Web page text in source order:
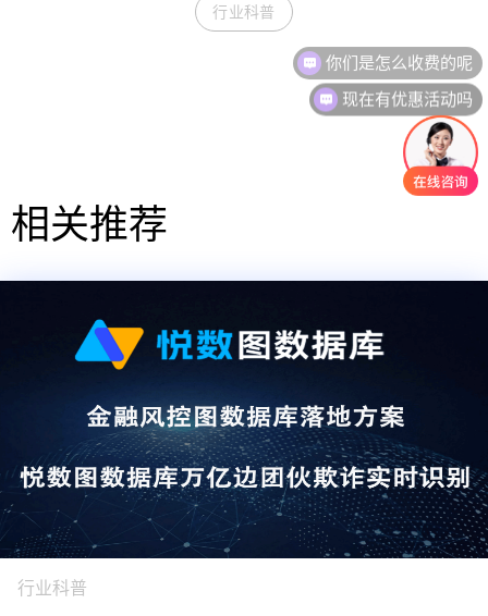
行业科普
相关推荐
行业科普
现在有优惠活动吗